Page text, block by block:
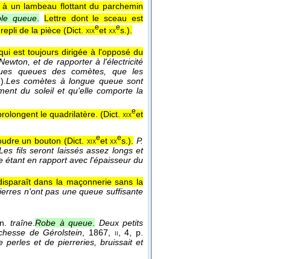
un lambeau flottant du parchemin
queue.
Lettre dont le sceau est
de la pièce (Dict. xixeet xxes. ).
est toujours dirigée à l'opposé du
et de rapporter à l'électricité
queues des comètes, que les
Les comètes à longue queue sont
du soleil et qu'elle comporte la
le quadrilatère. (Dict. xixeet
un bouton (Dict. xixeetxxes.).
P.
fils seront laissés assez longs et
étant en rapport avec l'épaisseur du
dans la maçonnerie sans la
n'ont pas une queue suffisante
traîne .Robe à queue
Deux petits
de Gérolstein , 1867 ii
, 4, p.
perles et de pierreries, bruissait et